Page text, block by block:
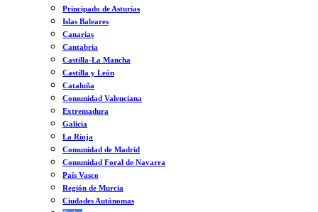
Principado de Asturias
Islas Baleares
Canarias
Cantabria
Castilla-La Mancha
Castilla y León
Cataluña
Comunidad Valenciana
Extremadura
Galicia
La Rioja
Comunidad de Madrid
Comunidad Foral de Navarra
País Vasco
Región de Murcia
Ciudades Autónomas